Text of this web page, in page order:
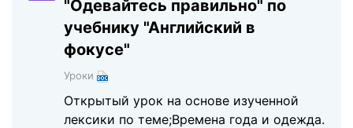
"Одевайтесь правильно" по
учебнику "Английский в
фокусе"
Уроки
Открытый урок на основе изученной
лексики по теме;Времена года и одежда.